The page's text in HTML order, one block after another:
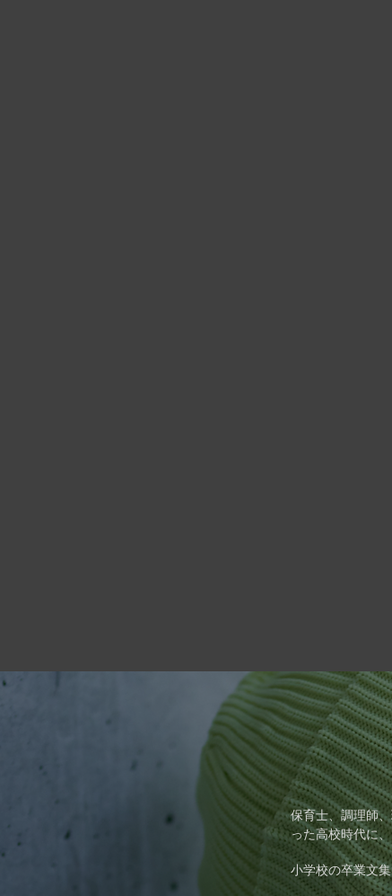
保育士、調理師
った高校時代に
小学校の卒業文